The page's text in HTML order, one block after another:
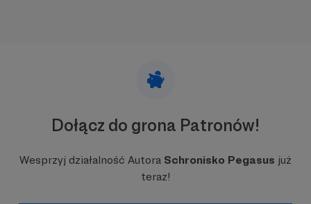
Dołącz do grona Patronów!
Wesprzyj działalność Autora Schronisko Pegasus już
teraz!